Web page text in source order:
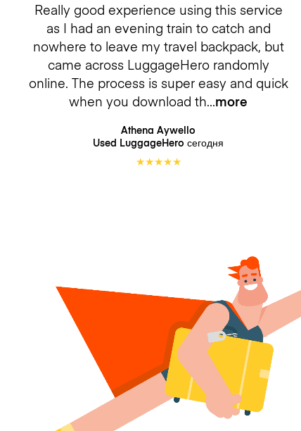
Really good experience using this service
as I had an evening train to catch and
nowhere to leave my travel backpack, but
came across LuggageHero randomly
online. The process is super easy and quick
when you download th more
Athena Aywello
Used LuggageHero сегодня
★★★★★